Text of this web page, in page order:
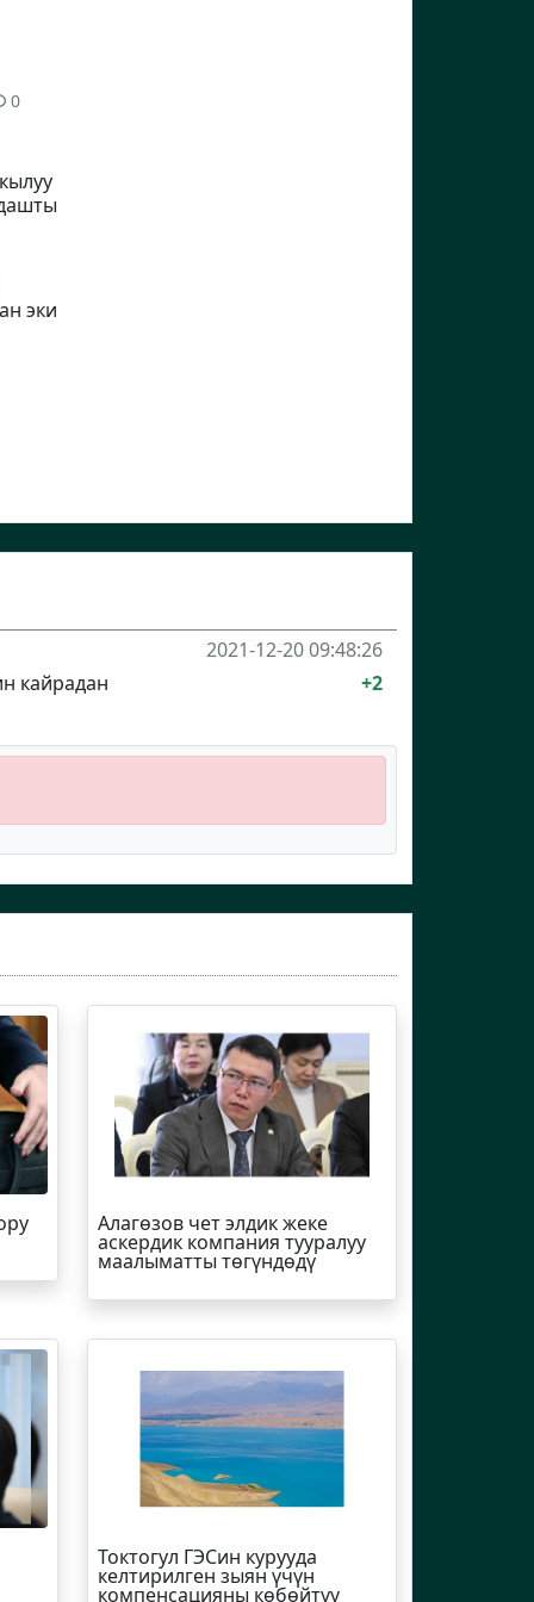
0
эки
2021-12-20 09:48:26
кайрадан
+2
Алагөзов чет элдик жеке
аскердик компания тууралуу
маалыматты төгүндөдү
Токтогул ГЭСин курууда
келтирилген зыян үчүн
компенсацияны көбөйтүү